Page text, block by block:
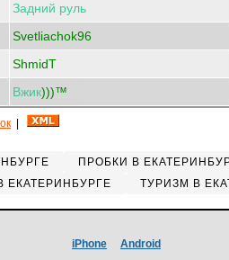
Задний руль
Svetliachok96
ShmidT
Вжик)))™
ПРОБКИ В
ЕКАТЕРИНБУРГЕ ТУРИЗМ В
iPhone Android